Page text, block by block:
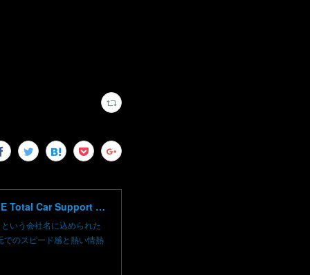
高崎で輸入車修理 中古車売買 コーディングならBLAZE（ブレイズ）へ│BLAZE Total Car Support & Modify in Takasaki Gunma
いう会社名に込められた
でのスピード感と熱い情熱